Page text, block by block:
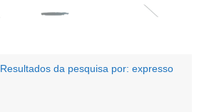
Resultados da pesquisa por: expresso